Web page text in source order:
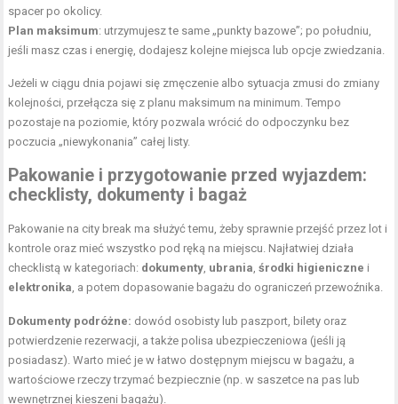
spacer po okolicy.
Plan maksimum: utrzymujesz te same „punkty bazowe”; po południu,
jeśli masz czas i energię, dodajesz kolejne miejsca lub opcje zwiedzania.
Jeżeli w ciągu dnia pojawi się zmęczenie albo sytuacja zmusi do zmiany
kolejności, przełącza się z planu maksimum na minimum. Tempo
pozostaje na poziomie, który pozwala wrócić do odpoczynku bez
poczucia „niewykonania” całej listy.
Pakowanie i przygotowanie przed wyjazdem:
checklisty, dokumenty i bagaż
Pakowanie na city break ma służyć temu, żeby sprawnie przejść przez lot i
kontrole oraz mieć wszystko pod ręką na miejscu. Najłatwiej działa
checklistą w kategoriach: dokumenty, ubrania,środki higieniczne i
elektronika, a potem dopasowanie bagażu do ograniczeń przewoźnika.
Dokumenty podróżne: dowód osobisty lub paszport, bilety oraz
potwierdzenie rezerwacji, a także polisa ubezpieczeniowa (jeśli ją
posiadasz). Warto mieć je w łatwo dostępnym miejscu w bagażu, a
wartościowe rzeczy trzymać bezpiecznie (np. w saszetce na pas lub
wewnętrznej kieszeni bagażu).